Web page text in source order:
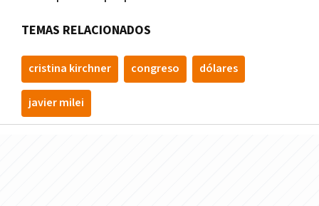
TEMAS RELACIONADOS
cristina kirchner congreso dólares
javier milei